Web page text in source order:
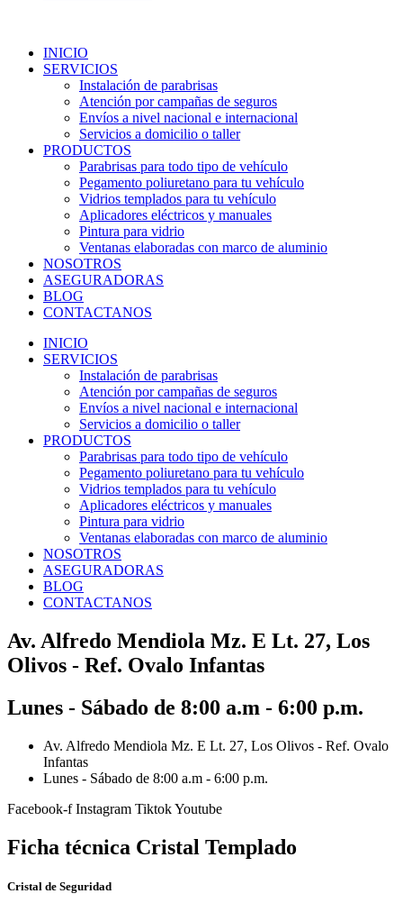
INICIO
SERVICIOS
Instalación de parabrisas
Atención por campañas de seguros
Envíos a nivel nacional e internacional
Servicios a domicilio o taller
PRODUCTOS
Parabrisas para todo tipo de vehículo
Pegamento poliuretano para tu vehículo
Vidrios templados para tu vehículo
Aplicadores eléctricos y manuales
Pintura para vidrio
Ventanas elaboradas con marco de aluminio
NOSOTROS
ASEGURADORAS
BLOG
CONTACTANOS
INICIO
SERVICIOS
Instalación de parabrisas
Atención por campañas de seguros
Envíos a nivel nacional e internacional
Servicios a domicilio o taller
PRODUCTOS
Parabrisas para todo tipo de vehículo
Pegamento poliuretano para tu vehículo
Vidrios templados para tu vehículo
Aplicadores eléctricos y manuales
Pintura para vidrio
Ventanas elaboradas con marco de aluminio
NOSOTROS
ASEGURADORAS
BLOG
CONTACTANOS
Av. Alfredo Mendiola Mz. E Lt. 27, Los
Olivos - Ref. Ovalo Infantas
Lunes - Sábado de 8:00 a.m - 6:00 p.m.
Av. Alfredo Mendiola Mz. E Lt. 27, Los Olivos - Ref. Ovalo
Infantas
Lunes - Sábado de 8:00 a.m - 6:00 p.m.
Facebook-f Instagram TiktokYoutube
Ficha técnica Cristal Templado
Cristal de Seguridad